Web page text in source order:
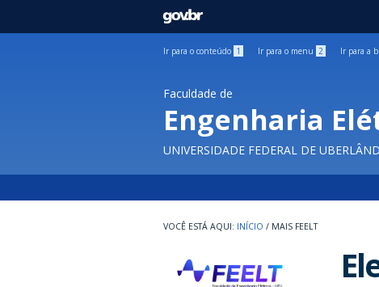
GOVBR
Ir para o conteúdo 1 Ir para o menu 2 Ir para a
Faculdade de
Engenharia
UNIVERSIDADE FEDERAL DE
INÍCIO / MAIS FEELT